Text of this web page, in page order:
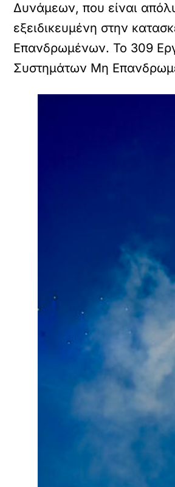
Δυνάμεων, που είναι
εξειδικευμένη στην
Επανδρωμένων. Το 309
Συστημάτων Μη